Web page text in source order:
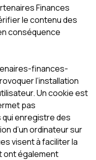
Finances
le contenu des
conséquence
finances-
l’installation
Un cookie est
pas
qui enregistre des
d’un ordinateur sur
visent à faciliter la
ont également